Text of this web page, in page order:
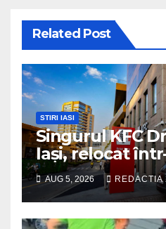
Related Post
STIRI IASI
Singurul KFC
Iași, relocat
spaţiu din
400 mp la
disponibile
AUG 5, 2026 REDACTIA